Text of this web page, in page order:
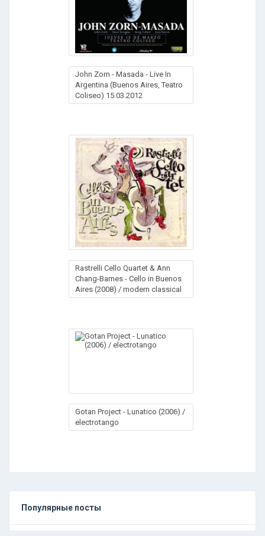
John Zorn - Masada - Live In
Argentina (Buenos Aires, Teatro
Coliseo) 15.03.2012
Rastrelli Cello Quartet & Ann
Chang-Barnes - Cello in Buenos
Aires (2008) / modern classical
Gotan Project - Lunatico (2006) /
electrotango
Популярные посты